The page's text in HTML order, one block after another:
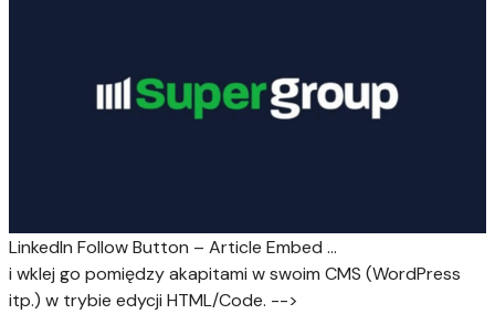
LinkedIn Follow Button – Article Embed ...
i wklej go pomiędzy akapitami w swoim CMS (WordPress
itp.) w trybie edycji HTML/Code. -->